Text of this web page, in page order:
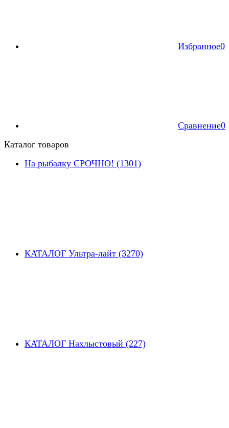
Избранное0
Сравнение0
Каталог товаров
На рыбалку СРОЧНО! (1301)
КАТАЛОГ Ультра-лайт (3270)
КАТАЛОГ Нахлыстовый (227)